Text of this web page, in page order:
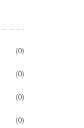
(0)
(0)
(0)
(0)